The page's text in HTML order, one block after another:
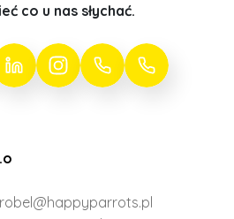
co u nas słychać.